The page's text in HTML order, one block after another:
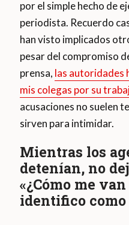
por el simple hecho de
periodista. Recuerdo
han visto implicados
pesar del compromiso
prensa, las autoridades
mis colegas por su
acusaciones no suelen
sirven para intimidar.
Mientras los
detenían, no
«¿Cómo me
identifico como